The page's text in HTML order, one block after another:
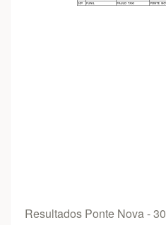
Resultados Ponte Nova - 30